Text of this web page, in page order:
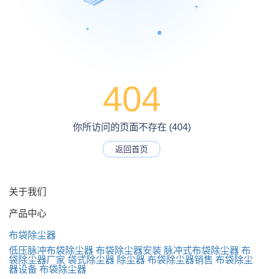
404
你所访问的页面不存在 (404)
返回首页
关于我们
产品中心
布袋除尘器
低压脉冲布袋除尘器 布袋除尘器安装 脉冲式布袋除尘器 布
袋除尘器厂家 袋式除尘器 除尘器 布袋除尘器销售 布袋除尘
器设备 布袋除尘器